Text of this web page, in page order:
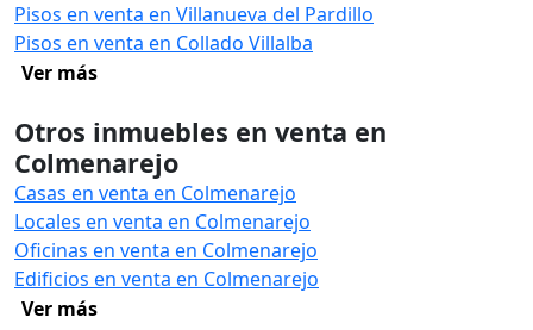
Pisos en venta en Villanueva del Pardillo
Pisos en venta en Collado Villalba
Ver más
Otros inmuebles en venta en
Colmenarejo
Casas en venta en Colmenarejo
Locales en venta en Colmenarejo
Oficinas en venta en Colmenarejo
Edificios en venta en Colmenarejo
Ver más